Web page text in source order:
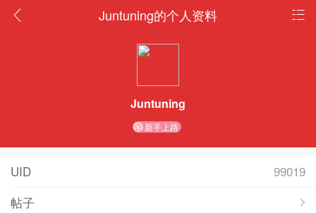
Juntuning的个人资料
Juntuning
新手上路
UID
99019
帖子